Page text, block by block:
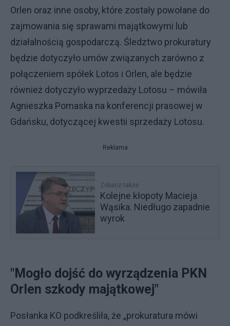
Orlen oraz inne osoby, które zostały powołane do
zajmowania się sprawami majątkowymi lub
działalnością gospodarczą. Śledztwo prokuratury
będzie dotyczyło umów związanych zarówno z
połączeniem spółek Lotos i Orlen, ale będzie
również dotyczyło wyprzedaży Lotosu – mówiła
Agnieszka Pomaska na konferencji prasowej w
Gdańsku, dotyczącej kwestii sprzedaży Lotosu.
Reklama
Zobacz także
Kolejne kłopoty Macieja
Wąsika. Niedługo zapadnie
wyrok
"Mogło dojść do wyrządzenia PKN
Orlen szkody majątkowej"
Posłanka KO podkreśliła, że „prokuratura mówi